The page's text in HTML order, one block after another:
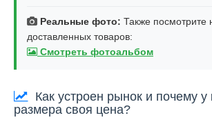
Реальные фото: Также посмотрите
доставленных товаров:
Смотреть фотоальбом
Как устроен рынок и почему у
размера своя цена?